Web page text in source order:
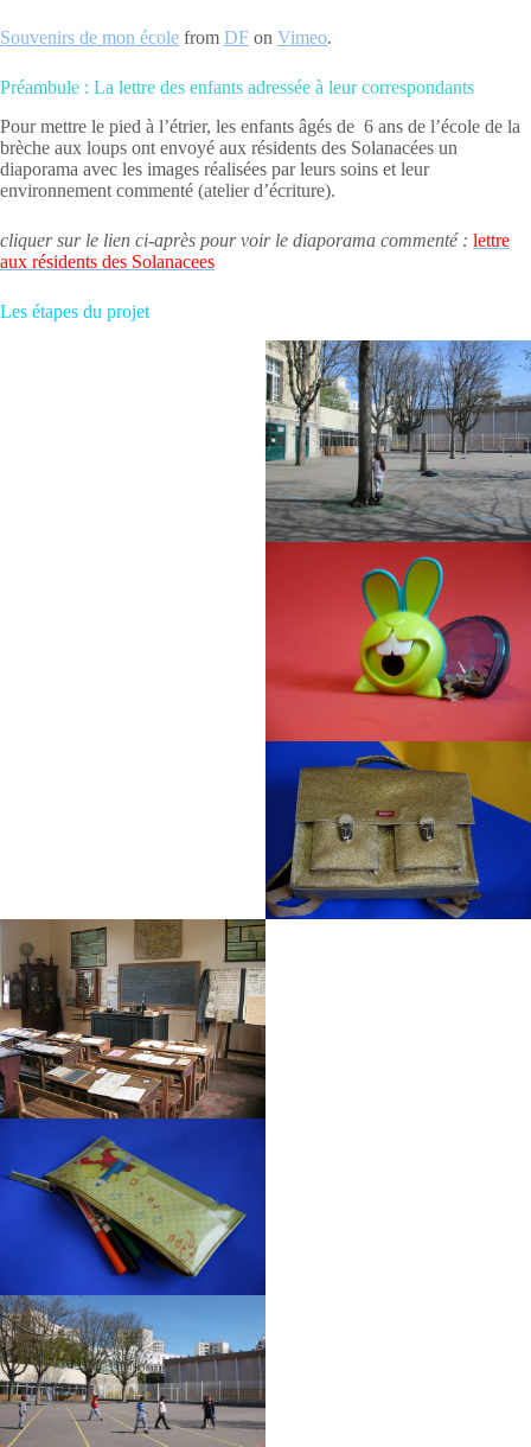
Souvenirs de mon école from DF on Vimeo.
Préambule : La lettre des enfants adressée à leur correspondants
Pour mettre le pied à l’étrier, les enfants âgés de 6 ans de l’école de la
brèche aux loups ont envoyé aux résidents des Solanacées un
diaporama avec les images réalisées par leurs soins et leur
environnement commenté (atelier d’écriture).
cliquer sur le lien ci-après pour voir le diaporama commenté : lettre
aux résidents des Solanacees
Les étapes du projet